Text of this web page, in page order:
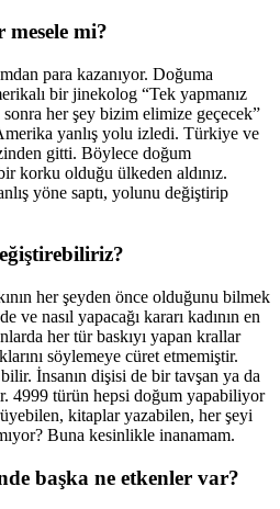
mi?
para kazanıyor. Doğuma
bir jinekolog “Tek yapmanız
her şey bizim elimize geçecek”
yanlış yolu izledi. Türkiye ve
gitti. Böylece doğum
korku olduğu ülkeden aldınız.
yöne saptı, yolunu değiştirip
her şeyden önce olduğunu bilmek
ve nasıl yapacağı kararı kadının en
her tür baskıyı yapan krallar
söylemeye cüret etmemiştir.
İnsanın dişisi de bir tavşan ya da
4999 türün hepsi doğum yapabiliyor
kitaplar yazabilen, her şeyi
Buna kesinlikle inanamam.
başka ne etkenler var?